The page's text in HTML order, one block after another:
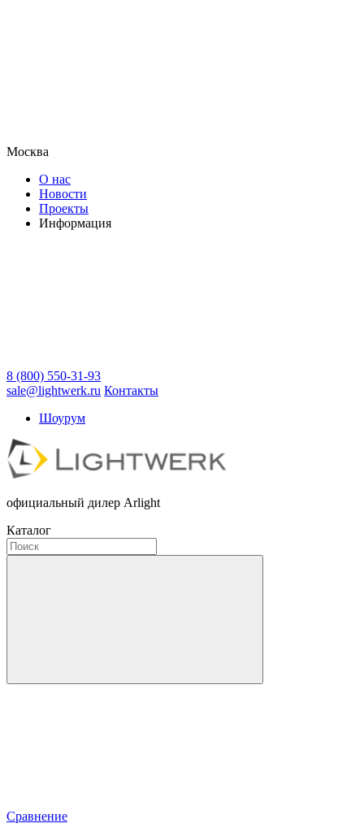
Москва
О нас
Новости
Проекты
Информация
8 (800) 550-31-93
sale@lightwerk.ru Контакты
Шоурум
официальный дилер Arlight
Каталог
Сравнение